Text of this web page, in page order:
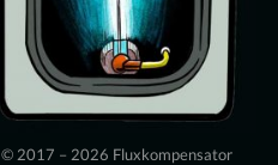
© 2017 – 2026 Fluxkompensator